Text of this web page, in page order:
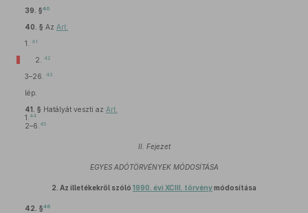
39. §40
40. § Az Art.
1.
41
2. 42
3–26. 43
lép.
41. § Hatályát veszti az Art.
1. 44
2–6. 45
II. Fejezet
EGYES ADÓTÖRVÉNYEK MÓDOSÍTÁSA
2. Az illetékekről szóló 1990. évi XCIII. törvénymódosítása
42. §46